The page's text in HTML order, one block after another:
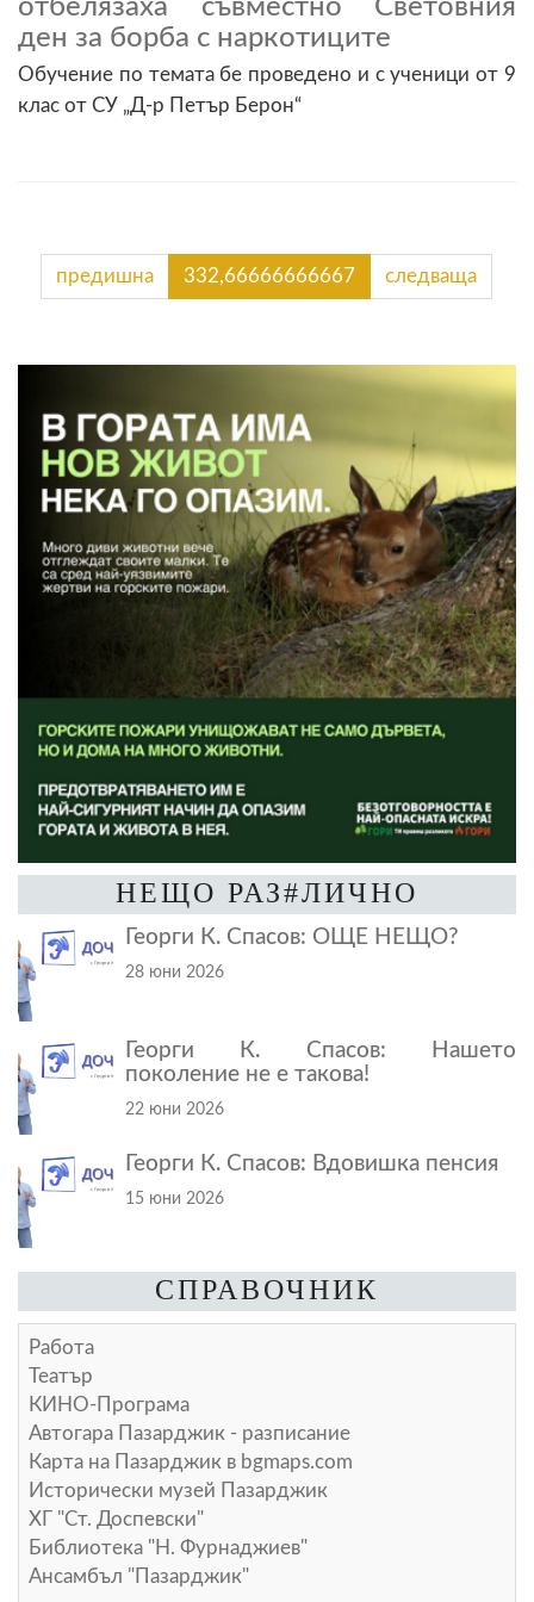
отбелязаха съвместно Световния
ден за борба с наркотиците
Обучение по темата бе проведено и с ученици от 9
клас от СУ „Д-р Петър Берон“
предишна 332,66666666667 следваща
НЕЩО РАЗ#ЛИЧНО
Георги К. Спасов: ОЩЕ НЕЩО?
28 юни 2026
Георги К. Спасов: Нашето
поколение не е такова!
22 юни 2026
Георги К. Спасов: Вдовишка пенсия
15 юни 2026
СПРАВОЧНИК
Работа
Театър
КИНО-Програма
Автогара Пазарджик - разписание
Карта на Пазарджик в bgmaps.com
Исторически музей Пазарджик
ХГ "Ст. Доспевски"
Библиотека "Н. Фурнаджиев"
Ансамбъл "Пазарджик"